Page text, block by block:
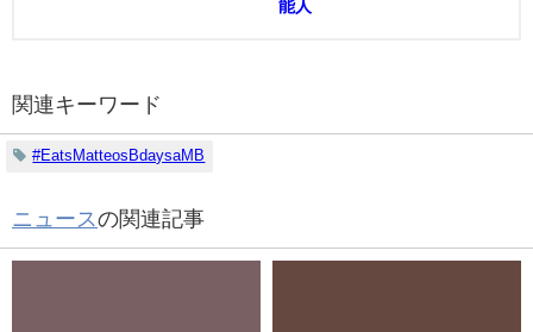
能人
関連キーワード
#EatsMatteosBdaysaMB
ニュースの関連記事